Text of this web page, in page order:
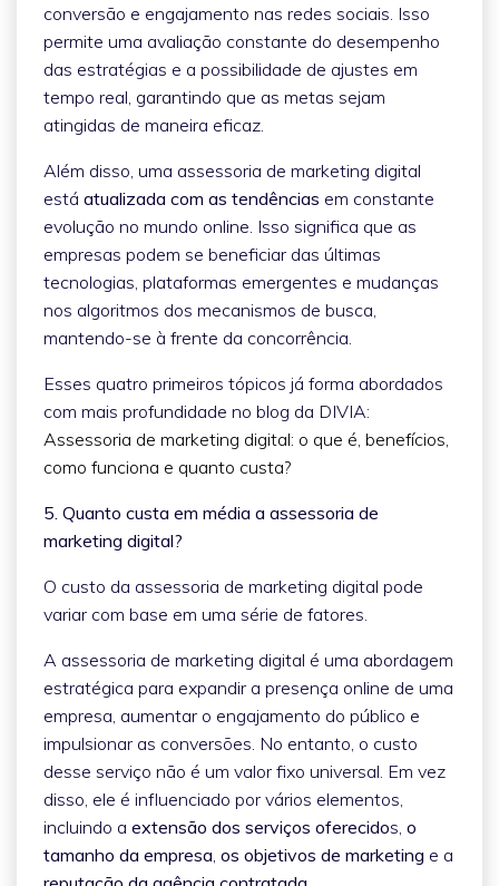
conversão e engajamento nas redes sociais. Isso
permite uma avaliação constante do desempenho
das estratégias e a possibilidade de ajustes em
tempo real, garantindo que as metas sejam
atingidas de maneira eficaz.
Além disso, uma assessoria de marketing digital
está atualizada com as tendências em constante
evolução no mundo online. Isso significa que as
empresas podem se beneficiar das últimas
tecnologias, plataformas emergentes e mudanças
nos algoritmos dos mecanismos de busca,
mantendo-se à frente da concorrência.
Esses quatro primeiros tópicos já forma abordados
com mais profundidade no blog da DIVIA:
Assessoria de marketing digital: o que é, benefícios,
como funciona e quanto custa?
5. Quanto custa em média a assessoria de
marketing digital?
O custo da assessoria de marketing digital pode
variar com base em uma série de fatores.
A assessoria de marketing digital é uma abordagem
estratégica para expandir a presença online de uma
empresa, aumentar o engajamento do público e
impulsionar as conversões. No entanto, o custo
desse serviço não é um valor fixo universal. Em vez
disso, ele é influenciado por vários elementos,
incluindo a extensão dos serviços oferecidos, o
tamanho da empresa os objetivos de marketing e a